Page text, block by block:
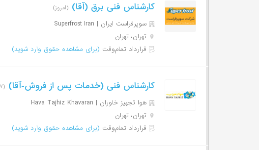
کارشناس فنی برق (آقا) (امروز)
سوپرفراست ایران | Superfrost Iran
تهران، تهران
قرارداد تمام‌وقت (برای مشاهده حقوق وارد شوید)
کارشناس فنی (خدمات پس از فروش-آقا) (۷ روز پیش)
هوا تجهیز خاوران | Hava Tajhiz Khavaran
تهران، تهران
قرارداد تمام‌وقت (برای مشاهده حقوق وارد شوید)